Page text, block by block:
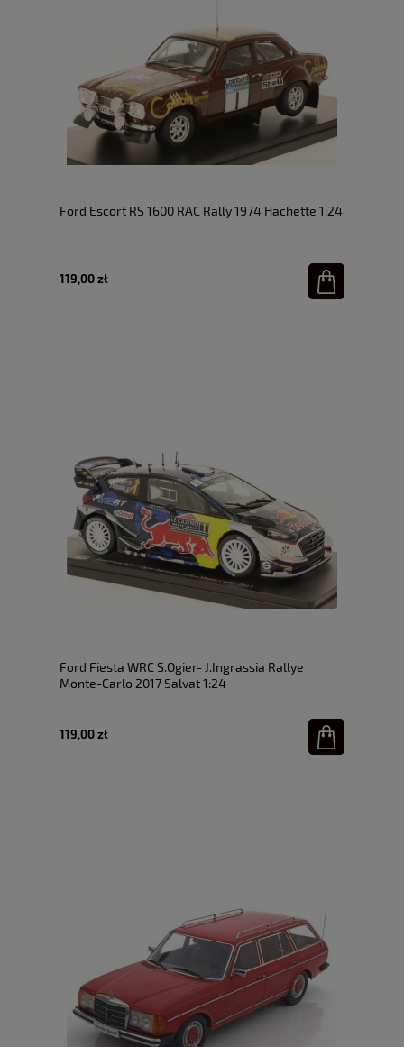
Ford Escort RS 1600 RAC Rally 1974 Hachette 1:24
119,00 zł
Ford Fiesta WRC S.Ogier- J.Ingrassia Rallye
Monte-Carlo 2017 Salvat 1:24
119,00 zł